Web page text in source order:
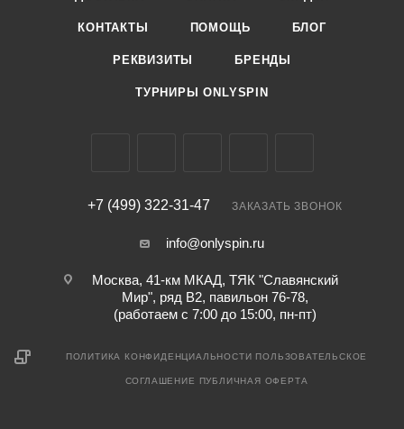
КОНТАКТЫ ПОМОЩЬ БЛОГ
РЕКВИЗИТЫ БРЕНДЫ
ТУРНИРЫ ONLYSPIN
+7 (499) 322-31-47 ЗАКАЗАТЬ ЗВОНОК
info@onlyspin.ru
Москва, 41-км МКАД, ТЯК "Славянский
Мир", ряд В2, павильон 76-78,
(работаем с 7:00 до 15:00, пн-пт)
ПОЛИТИКА КОНФИДЕНЦИАЛЬНОСТИ ПОЛЬЗОВАТЕЛЬСКОЕ
СОГЛАШЕНИЕ ПУБЛИЧНАЯ ОФЕРТА